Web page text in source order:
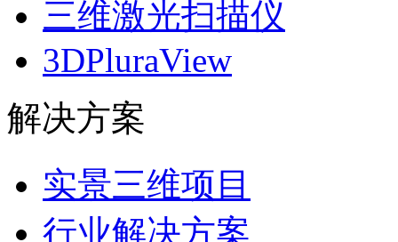
三维激光扫描仪
3DPluraView
解决方案
实景三维项目
行业解决方案